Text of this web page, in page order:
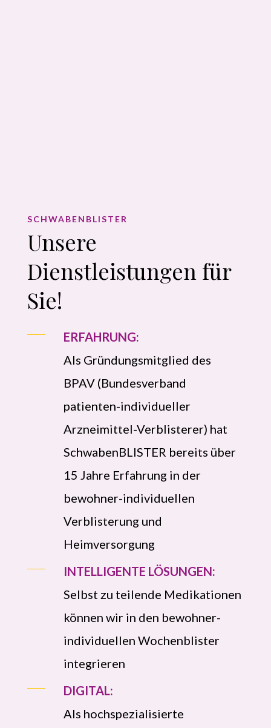
SCHWABENBLISTER
Unsere
Dienstleistungen für
Sie!
ERFAHRUNG:
Als Gründungsmitglied des
BPAV (Bundesverband
patienten-individueller
Arzneimittel-Verblisterer) hat
SchwabenBLISTER bereits über
15 Jahre Erfahrung in der
bewohner-individuellen
Verblisterung und
Heimversorgung
INTELLIGENTE LÖSUNGEN:
Selbst zu teilende Medikationen
können wir in den bewohner-
individuellen Wochenblister
integrieren
DIGITAL:
Als hochspezialisierte